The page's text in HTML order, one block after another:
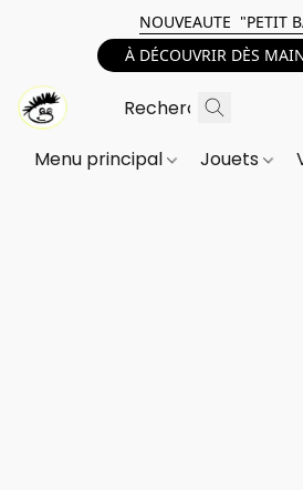
NOUVEAUTE "PETIT
À DÉCOUVRIR DÈS
Menu principal Jouets